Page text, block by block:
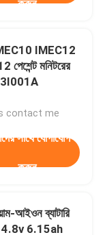
করুন
IMEC12
মনিটরের
contact me
সাথে যোগাযোগ
করুন
আইওন ব্যাটারি
6.15ah